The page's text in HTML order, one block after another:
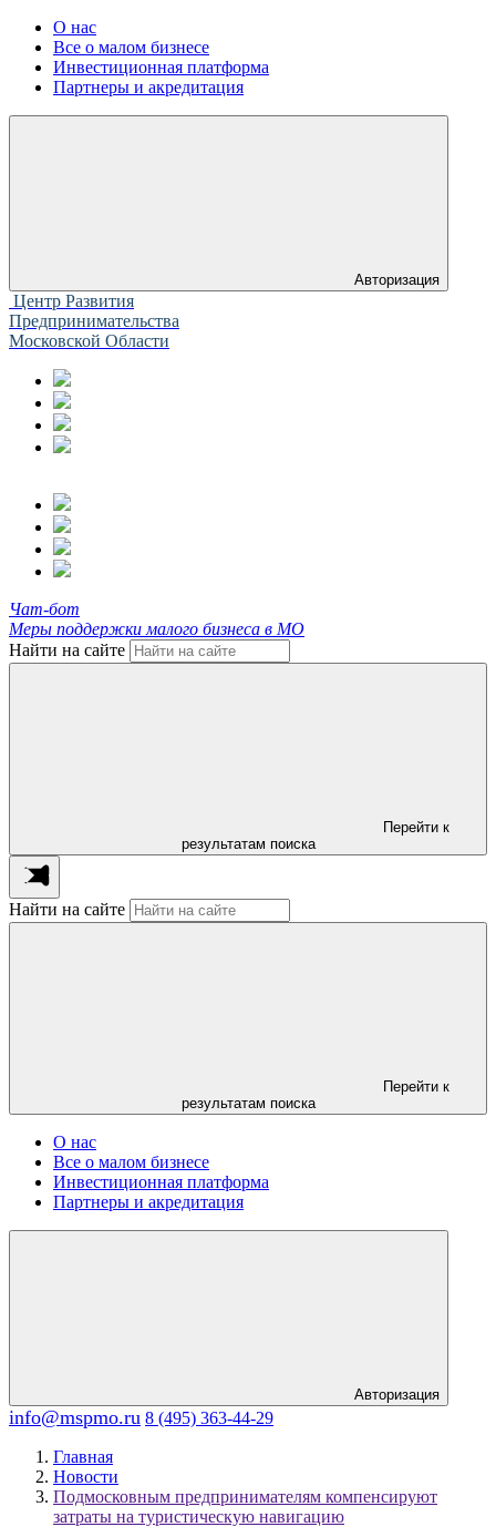
О нас
Все о малом бизнесе
Инвестиционная платформа
Партнеры и акредитация
Авторизация
Центр Развития
Предпринимательства
Московской Области
Чат-бот
Меры поддержки малого бизнеса в МО
Найти на сайте
Перейти к
результатам поиска
Найти на сайте
Перейти к
результатам поиска
О нас
Все о малом бизнесе
Инвестиционная платформа
Партнеры и акредитация
Авторизация
info@mspmo.ru 8 (495) 363-44-29
Главная
Новости
Подмосковным предпринимателям компенсируют
затраты на туристическую навигацию